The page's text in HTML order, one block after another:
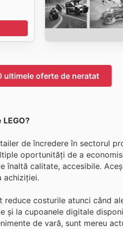
ultimele oferte de neratat
de încredere în sectorul
oportunități de a
înaltă calitate, accesibile.
achiziției.
costurile atunci când
și la cupoanele digitale
de vară, sunt mereu